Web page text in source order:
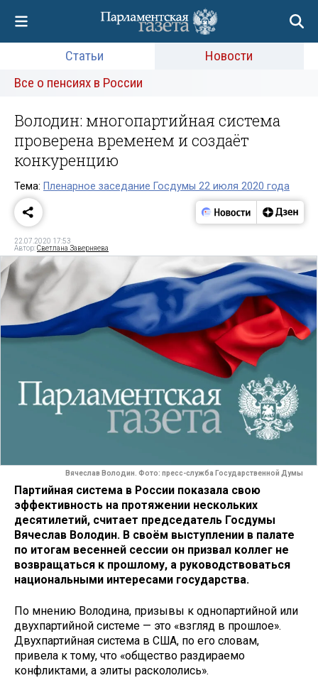
Статьи
Новости
Все о пенсиях в России
Володин: многопартийная система
проверена временем и создаёт
конкуренцию
Тема: Пленарное заседание Госдумы 22 июля 2020 года
22.07.2020 17:53
Автор:Светлана Заверняева
Вячеслав Володин. Фото: пресс-служба Государственной Думы
Партийная система в России показала свою
эффективность на протяжении нескольких
десятилетий, считает председатель Госдумы
Вячеслав Володин. В своём выступлении в палате
по итогам весенней сессии он призвал коллег не
возвращаться к прошлому, а руководствоваться
национальными интересами государства.
По мнению Володина, призывы к однопартийной или
двухпартийной системе — это «взгляд в прошлое».
Двухпартийная система в США, по его словам,
привела к тому, что «общество раздираемо
конфликтами, а элиты раскололись».